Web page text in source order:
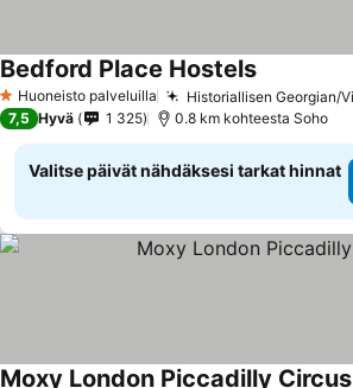
1 Tähtiluokitus
Huoneisto palveluilla
Bedford Place Hostels
7,5 Hyvä 1 325 0.8 km kohteesta Soho
Valitse päivät nähdäksesi tarkat hinnat
Moxy London Piccadilly Circus